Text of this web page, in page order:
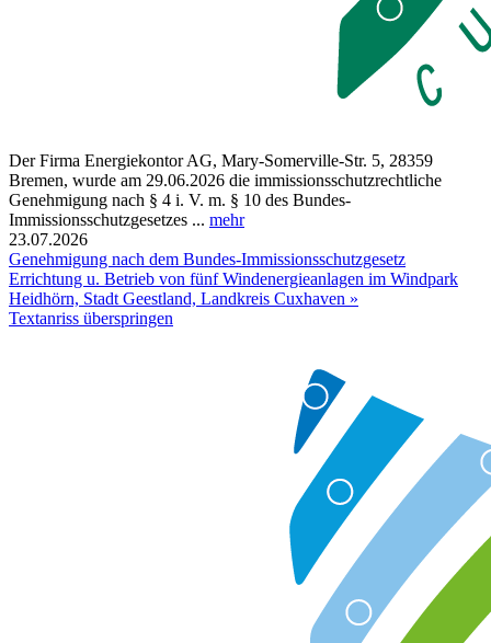
Der Firma Energiekontor AG, Mary-Somerville-Str. 5, 28359
Bremen, wurde am 29.06.2026 die immissionsschutzrechtliche
Genehmigung nach § 4 i. V. m. § 10 des Bundes-
Immissionsschutzgesetzes ... mehr
23.07.2026
Genehmigung nach dem Bundes-Immissionsschutzgesetz
Errichtung u. Betrieb von fünf Windenergieanlagen im Windpark
Heidhörn, Stadt Geestland, Landkreis Cuxhaven »
Textanriss überspringen